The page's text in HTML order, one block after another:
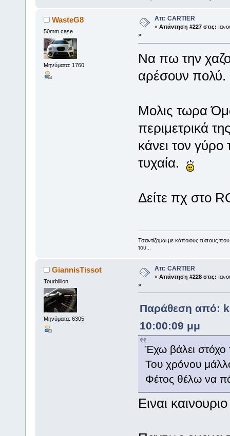
WasteG8
50mm case
Μηνύματα: 1760
Απ: CARTIER
« Απάντηση #227 στις:
»
Να πω την
αρέσουν πολύ.
Μολις τωρα
περιμετρικά
κάνει τον γύρο
τυχαία.
Δείτε πχ στο
Τσαντίζομαι με κάποιους τύπους
του...
GiannisTissot
Tourbillion
Μηνύματα: 6305
Απ: CARTIER
« Απάντηση #228 στις:
»
Παράθεση από:
10:00:09 μμ
Έχω βάλει
Του χρόνου
Φέτος θέλω να
Ειναι